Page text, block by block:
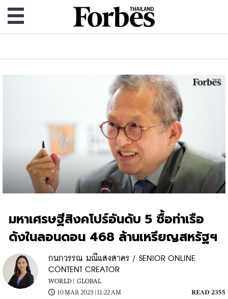
มหาเศรษฐีสิงคโปร์อันดับ 5 ซื้อท่าเรือ
ดังในลอนดอน 468 ล้านเหรียญสหรัฐฯ
กนกวรรณ มณีแสงสาคร / SENIOR ONLINE
CONTENT CREATOR
WORLD | GLOBAL
10 MAR 2023 | 11:22 AM
READ 2355